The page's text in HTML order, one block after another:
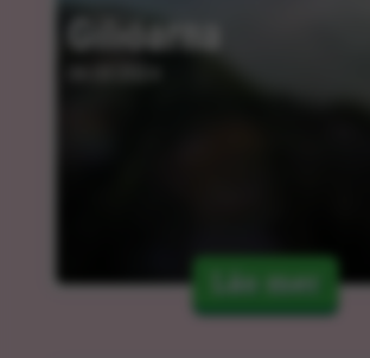
Giliöarna
Läs mer